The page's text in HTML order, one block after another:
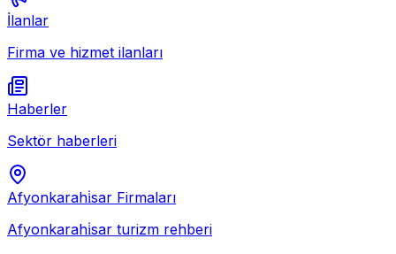
İlanlar
Firma ve hizmet ilanları
Haberler
Sektör haberleri
Afyonkarahi̇sar Firmaları
Afyonkarahi̇sar turizm rehberi